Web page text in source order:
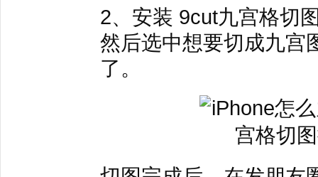
2、安装 9cut九宫格切
然后选中想要切成九宫
了。